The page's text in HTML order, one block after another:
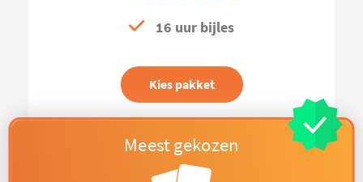
16 uur bijles
Kies pakket